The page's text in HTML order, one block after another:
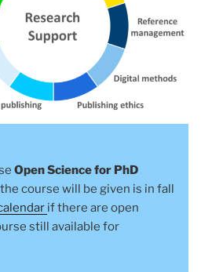
Open Science for PhD
course will be given is in fall
if there are open
still available for